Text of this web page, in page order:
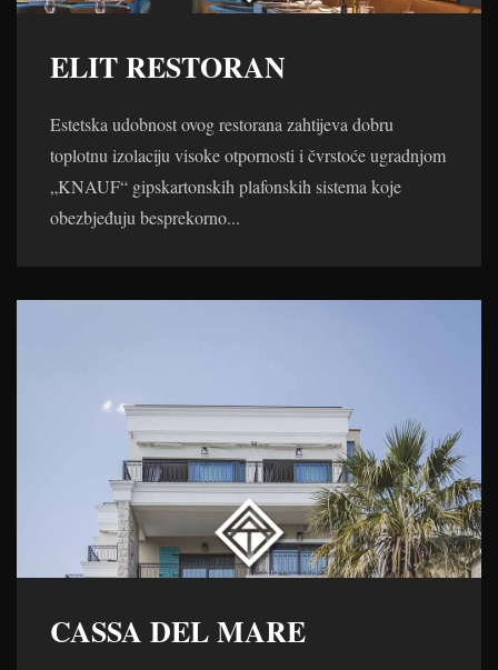
ELIT RESTORAN
Estetska udobnost ovog restorana zahtijeva dobru
toplotnu izolaciju visoke otpornosti i čvrstoće ugradnjom
„KNAUF“ gipskartonskih plafonskih sistema koje
obezbjeđuju besprekorno...
CASSA DEL MARE